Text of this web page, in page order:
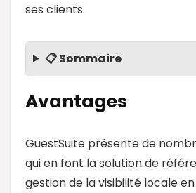
ses clients.
📋 Sommaire
Avantages
GuestSuite présente de
qui en font la solution de
gestion de la visibilité locale